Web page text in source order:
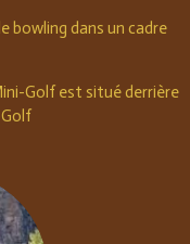
bowling dans un cadre
Golf est situé derrière